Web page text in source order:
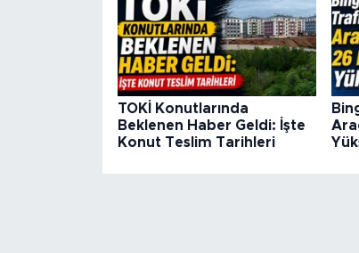
TOKİ Konutlarında
Beklenen Haber Geldi: İşte
Konut Teslim Tarihleri